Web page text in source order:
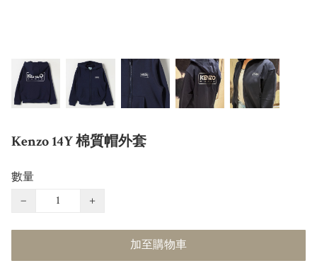
Kenzo 14Y 棉質帽外套
數量
−
+
加至購物車